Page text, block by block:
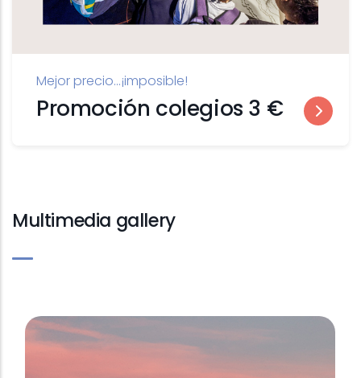
Mejor precio...¡imposible!
Promoción colegios 3 €
Multimedia gallery